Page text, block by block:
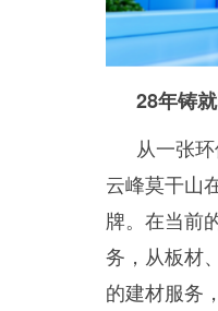
28年铸
从一张
云峰莫干山
牌。在当前
务，从板材
的建材服务